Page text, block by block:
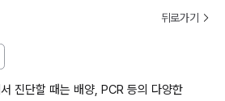
뒤로가기
진단할 때는 배양, PCR 등의 다양한